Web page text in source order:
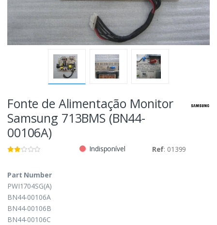
Fonte de Alimentação Monitor
Samsung 713BMS (BN44-
00106A)
Indisponível Ref: 01399
Part Number
PWI1704SG(A)
BN44-00106A
BN44-00106B
BN44-00106C